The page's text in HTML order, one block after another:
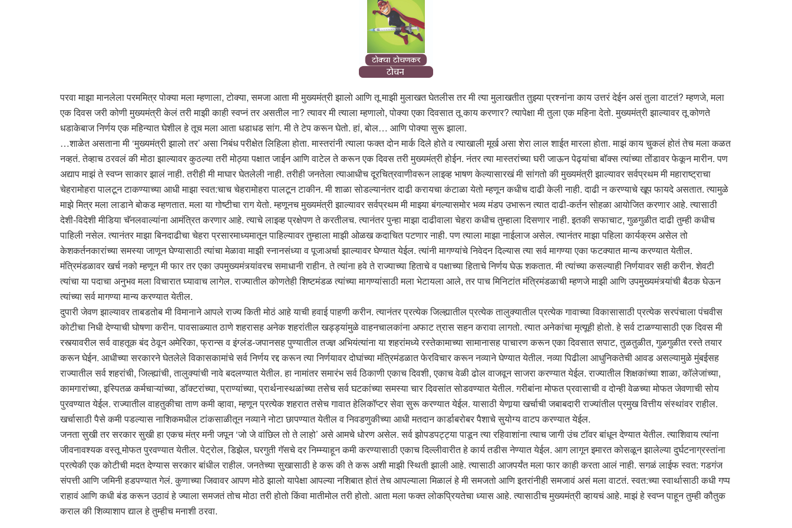
परवा माझा मानलेला परममित्र पोक्या मला म्हणाला, टोक्या, समजा आता मी मुख्यमंत्री झालो आणि तू माझी मुलाखत घेतलीस तर मी त्या मुलाखतीत तुझ्या प्रश्नांना काय उत्तरं देईन असं तुला वाटतं? म्हणजे, मला
एक दिवस जरी कोणी मुख्यमंत्री केलं तरी माझी काही स्वप्नं तर असतील ना? त्यावर मी त्याला म्हणालो, पोक्या एका दिवसात तू काय करणार? त्यापेक्षा मी तुला एक महिना देतो. मुख्यमंत्री झाल्यावर तू कोणते
धडाकेबाज निर्णय एक महिन्यात घेशील हे तूच मला आता धडाधड सांग. मी ते टेप करून घेतो. हां, बोल… आणि पोक्या सुरू झाला.
…शाळेत असताना मी ‘मुख्यमंत्री झालो तर’ असा निबंध परीक्षेत लिहिला होता. मास्तरांनी त्याला फक्त दोन मार्क दिले होते व त्याखाली मूर्ख असा शेरा लाल शाईत मारला होता. माझं काय चुकलं होतं तेच मला कळत
नव्हतं. तेव्हाच ठरवलं की मोठा झाल्यावर कुठल्या तरी मोठ्या पक्षात जाईन आणि वाटेल ते करून एक दिवस तरी मुख्यमंत्री होईन. नंतर त्या मास्तरांच्या घरी जाऊन पेढ्यांचा बॉक्स त्यांच्या तोंडावर फेकून मारीन. पण
अद्याप माझं ते स्वप्न साकार झालं नाही. तरीही मी माघार घेतलेली नाही. तरीही जनतेला त्याआधीच दूरचित्रवाणीवरून लाइव्ह भाषण केल्यासारखं मी सांगतो की मुख्यमंत्री झाल्यावर सर्वप्रथम मी महाराष्ट्राचा
चेहरामोहरा पालटून टाकण्याच्या आधी माझा स्वत:चाच चेहरामोहरा पालटून टाकीन. मी शाळा सोडल्यानंतर दाढी करायचा कंटाळा येतो म्हणून कधीच दाढी केली नाही. दाढी न करण्याचे खूप फायदे असतात. त्यामुळे
माझे मित्र मला लाडाने बोकड म्हणतात. मला या गोष्टीचा राग येतो. म्हणूनच मुख्यमंत्री झाल्यावर सर्वप्रथम मी माझ्या बंगल्यासमोर भव्य मंडप उभारून त्यात दाढी-कर्तन सोहळा आयोजित करणार आहे. त्यासाठी
देशी-विदेशी मीडिया चॅनलवाल्यांना आमंत्रित करणार आहे. त्याचे लाइव्ह प्रक्षेपण ते करतीलच. त्यानंतर पुन्हा माझा दाढीवाला चेहरा कधीच तुम्हाला दिसणार नाही. इतकी सफाचाट, गुळगुळीत दाढी तुम्ही कधीच
पाहिली नसेल. त्यानंतर माझा बिनदाढीचा चेहरा प्रसारमाध्यमातून पाहिल्यावर तुम्हाला माझी ओळख कदाचित पटणार नाही. पण त्याला माझा नाईलाज असेल. त्यानंतर माझा पहिला कार्यक्रम असेल तो
केशकर्तनकारांच्या समस्या जाणून घेण्यासाठी त्यांचा मेळावा माझी स्नानसंध्या व पूजाअर्चा झाल्यावर घेण्यात येईल. त्यांनी मागण्यांचे निवेदन दिल्यास त्या सर्व मागण्या एका फटक्यात मान्य करण्यात येतील.
मंत्रिमंडळावर खर्च नको म्हणून मी फार तर एका उपमुख्यमंत्र्यांवरच समाधानी राहीन. ते त्यांना हवे ते राज्याच्या हिताचे व पक्षाच्या हिताचे निर्णय घेऊ शकतात. मी त्यांच्या कसल्याही निर्णयावर सही करीन. शेवटी
त्यांचा या पदाचा अनुभव मला विचारात घ्यावाच लागेल. राज्यातील कोणतेही शिष्टमंडळ त्यांच्या मागण्यांसाठी मला भेटायला आले, तर पाच मिनिटांत मंत्रिमंडळाची म्हणजे माझी आणि उपमुख्यमंत्र्यांची बैठक घेऊन
त्यांच्या सर्व मागण्या मान्य करण्यात येतील.
दुपारी जेवण झाल्यावर ताबडतोब मी विमानाने आपले राज्य किती मोठं आहे याची हवाई पाहणी करीन. त्यानंतर प्रत्येक जिल्ह्यातील प्रत्येक तालुक्यातील प्रत्येक गावाच्या विकासासाठी प्रत्येक सरपंचाला पंचवीस
कोटीचा निधी देण्याची घोषणा करीन. पावसाळ्यात ठाणे शहरासह अनेक शहरांतील खड्ड्यांमुळे वाहनचालकांना अफाट त्रास सहन करावा लागतो. त्यात अनेकांचा मृत्यूही होतो. हे सर्व टाळण्यासाठी एक दिवस मी
रस्त्यावरील सर्व वाहतूक बंद ठेवून अमेरिका, फ्रान्स व इंग्लंड-जपानसह पुण्यातील तज्ज्ञ अभियंत्यांना या शहरांमध्ये रस्तेकामाच्या सामानासह पाचारण करून एका दिवसात सपाट, तुळतुळीत, गुळगुळीत रस्ते तयार
करून घेईन. आधीच्या सरकारने घेतलेले विकासकामांचे सर्व निर्णय रद्द करून त्या निर्णयावर दोघांच्या मंत्रिमंडळात फेरविचार करून नव्याने घेण्यात येतील. नव्या पिढीला आधुनिकतेची आवड असल्यामुळे मुंबईसह
राज्यातील सर्व शहरांची, जिल्ह्यांची, तालुक्यांची नावे बदलण्यात येतील. हा नामांतर समारंभ सर्व ठिकाणी एकाच दिवशी, एकाच वेळी ढोल वाजवून साजरा करण्यात येईल. राज्यातील शिक्षकांच्या शाळा, कॉलेजांच्या,
कामगारांच्या, इस्पितळ कर्मचाऱ्यांच्या, डॉक्टरांच्या, प्राण्यांच्या, प्रार्थनास्थळांच्या तसेच सर्व घटकांच्या समस्या चार दिवसांत सोडवण्यात येतील. गरीबांना मोफत प्रवासाची व दोन्ही वेळच्या मोफत जेवणाची सोय
पुरवण्यात येईल. राज्यातील वाहतुकीचा ताण कमी व्हावा, म्हणून प्रत्येक शहरात तसेच गावात हेलिकॉप्टर सेवा सुरू करण्यात येईल. यासाठी येणार्‍या खर्चाची जबाबदारी राज्यांतील प्रमुख वित्तीय संस्थांवर राहील.
खर्चासाठी पैसे कमी पडल्यास नाशिकमधील टांकसाळीतून नव्याने नोटा छापण्यात येतील व निवडणुकीच्या आधी मतदान कार्डाबरोबर पैशाचे सुयोग्य वाटप करण्यात येईल.
जनता सुखी तर सरकार सुखी हा एकच मंत्र मनी जपून ‘जो जे वांछिल तो ते लाहो’ असे आमचे धोरण असेल. सर्व झोपडपट्ट्या पाडून त्या रहिवाशांना त्याच जागी उंच टॉवर बांधून देण्यात येतील. त्याशिवाय त्यांना
जीवनावश्यक वस्तू मोफत पुरवण्यात येतील. पेट्रोल, डिझेल, घरगुती गॅसचे दर निम्म्याहून कमी करण्यासाठी एकाच दिल्लीवारीत हे कार्य तडीस नेण्यात येईल. आग लागून इमारत कोसळून झालेल्या दुर्घटनाग्रस्तांना
प्रत्येकी एक कोटीची मदत देण्यास सरकार बांधील राहील. जनतेच्या सुखासाठी हे करू की ते करू अशी माझी स्थिती झाली आहे. त्यासाठी आजपर्यंत मला फार काही करता आलं नाही. सगळं लाईफ स्वत: गडगंज
संपत्ती आणि जमिनी हडपण्यात गेलं. कुणाच्या जिवावर आपण मोठे झालो यापेक्षा आपल्या नशिबात होतं तेच आपल्याला मिळालं हे मी समजतो आणि इतरांनीही समजावं असं मला वाटतं. स्वत:च्या स्वार्थासाठी कधी गप्प
राहावं आणि कधी बंड करून उठावं हे ज्याला समजतं तोच मोठा तरी होतो किंवा मातीमोल तरी होतो. आता मला फक्त लोकप्रियतेचा ध्यास आहे. त्यासाठीच मुख्यमंत्री व्हायचं आहे. माझं हे स्वप्न पाहून तुम्ही कौतुक
कराल की शिव्याशाप द्याल हे तुम्हीच मनाशी ठरवा.